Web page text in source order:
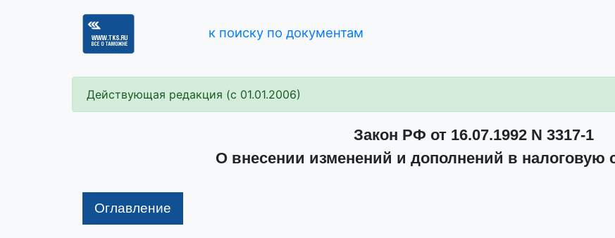
к поиску по документам
Действующая редакция (с 01.01.2006)
Закон РФ от 16.07.1992 N 3317-1
О внесении изменений и дополнений в налоговую
Оглавление